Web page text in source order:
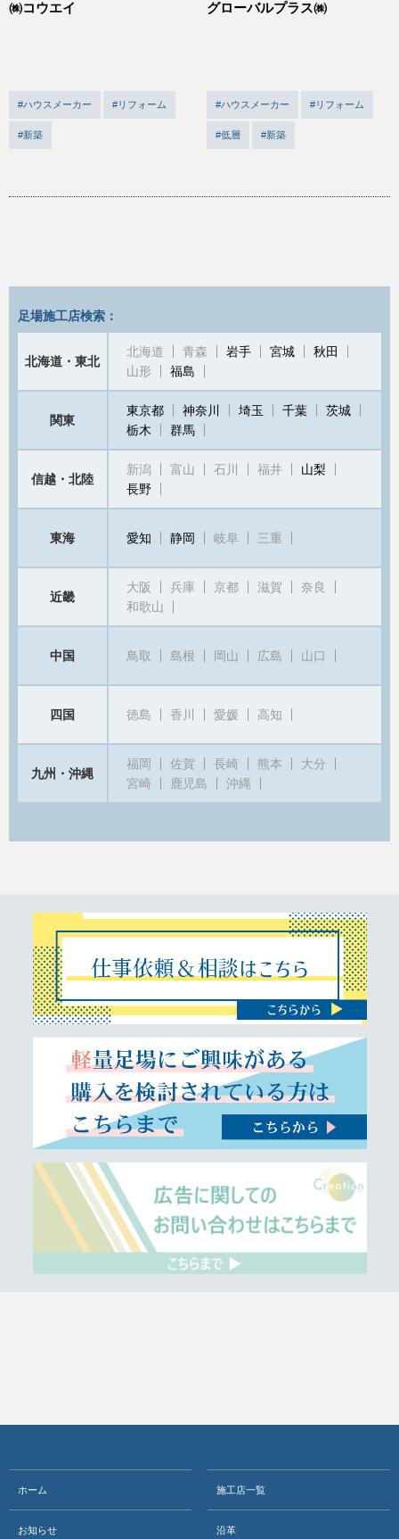
㈱コウエイ
#ハウスメーカー #リフォーム
#新築
グローバルプラス㈱
#ハウスメーカー #リフォーム
#低層 #新築
足場施工店検索：
北海道・東北
北海道 青森 岩手 宮城
秋田
山形
福島
関東
東京都 神奈川 埼玉 千葉
茨城
栃木
群馬
信越・北陸
新潟 富山 石川 福井
山梨
長野
東海 愛知 静岡 岐阜 三重
近畿
大阪 兵庫 京都 滋賀
奈良
和歌山
中国 鳥取 島根 岡山 広島 山口
四国 徳島 香川 愛媛 高知
九州・沖縄
福岡 佐賀 長崎 熊本
大分
宮崎
鹿児島 沖縄
ホーム 施工店一覧
お知らせ 沿革